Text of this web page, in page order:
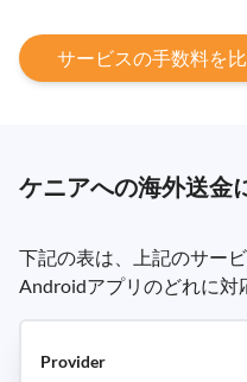
サービスの手数料を
ケニアへの海外送金
下記の表は、上記のサー
Androidアプリのどれに対